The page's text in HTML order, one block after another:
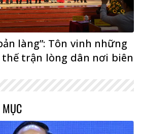
làng”: Tôn vinh những
trận lòng dân nơi biên